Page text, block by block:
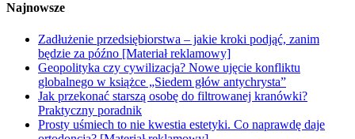
Najnowsze
Zadłużenie przedsiębiorstwa – jakie kroki podjąć, zanim
będzie za późno [Materiał reklamowy]
Geopolityka czy cywilizacja? Nowe ujęcie konfliktu
globalnego w książce „Siedem głów antychrysta”
Jak przekonać starszą osobę do filtrowanej kranówki?
Praktyczny poradnik
Prosty uśmiech to nie kwestia estetyki. Co naprawdę daje